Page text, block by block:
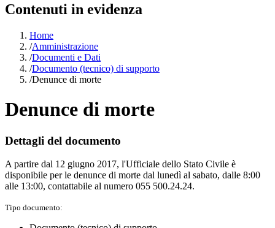
Contenuti in evidenza
Home
/Amministrazione
/Documenti e Dati
/Documento (tecnico) di supporto
/Denunce di morte
Denunce di morte
Dettagli del documento
A partire dal 12 giugno 2017, l'Ufficiale dello Stato Civile è
disponibile per le denunce di morte dal lunedì al sabato, dalle 8:00
alle 13:00, contattabile al numero 055 500.24.24.
Tipo documento: